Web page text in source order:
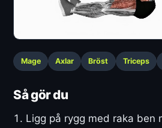
Mage Axlar Bröst Triceps
Så gör du
Ligg på rygg med raka ben